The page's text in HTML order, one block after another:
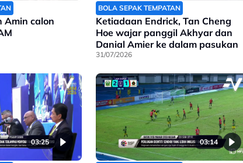
Amin calon
BOLA SEPAK TEMPATAN
Ketiadaan Endrick, Tan Cheng
Hoe wajar panggil Akhyar dan
Danial Amier ke dalam pasukan
31/07/2026
03:25 03:14